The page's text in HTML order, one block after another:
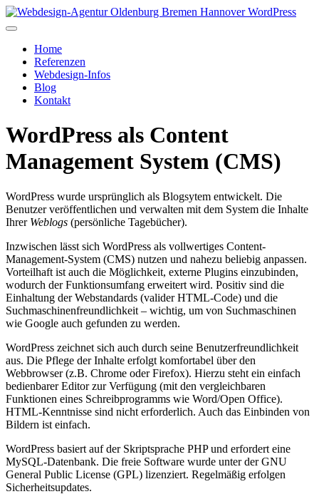
Home
Referenzen
Webdesign-Infos
Blog
Kontakt
WordPress als Content
Management System (CMS)
WordPress wurde ursprünglich als Blogsytem entwickelt. Die
Benutzer veröffentlichen und verwalten mit dem System die Inhalte
Ihrer Weblogs (persönliche Tagebücher).
Inzwischen lässt sich WordPress als vollwertiges Content-
Management-System (CMS) nutzen und nahezu beliebig anpassen.
Vorteilhaft ist auch die Möglichkeit, externe Plugins einzubinden,
wodurch der Funktionsumfang erweitert wird. Positiv sind die
Einhaltung der Webstandards (valider HTML-Code) und die
Suchmaschinenfreundlichkeit – wichtig, um von Suchmaschinen
wie Google auch gefunden zu werden.
WordPress zeichnet sich auch durch seine Benutzerfreundlichkeit
aus. Die Pflege der Inhalte erfolgt komfortabel über den
Webbrowser (z.B. Chrome oder Firefox). Hierzu steht ein einfach
bedienbarer Editor zur Verfügung (mit den vergleichbaren
Funktionen eines Schreibprogramms wie Word/Open Office).
HTML-Kenntnisse sind nicht erforderlich. Auch das Einbinden von
Bildern ist einfach.
WordPress basiert auf der Skriptsprache PHP und erfordert eine
MySQL-Datenbank. Die freie Software wurde unter der GNU
General Public License (GPL) lizenziert. Regelmäßig erfolgen
Sicherheitsupdates.